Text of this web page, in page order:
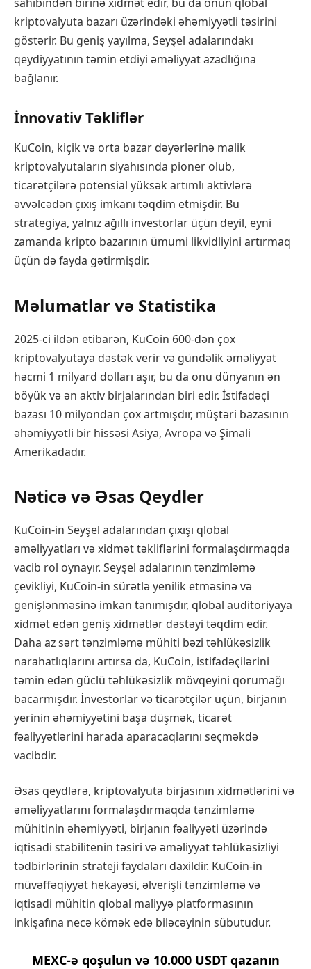
kriptovalyuta bazarı üzərindəki əhəmiyyətli təsirini
göstərir. Bu geniş yayılma, Seyşel adalarındakı
qeydiyyatının təmin etdiyi əməliyyat azadlığına
bağlanır.
İnnovativ Təkliflər
KuCoin, kiçik və orta bazar dəyərlərinə malik
kriptovalyutaların siyahısında pioner olub,
ticarətçilərə potensial yüksək artımlı aktivlərə
əvvəlcədən çıxış imkanı təqdim etmişdir. Bu
strategiya, yalnız ağıllı investorlar üçün deyil, eyni
zamanda kripto bazarının ümumi likvidliyini artırmaq
üçün də fayda gətirmişdir.
Məlumatlar və Statistika
2025-ci ildən etibarən, KuCoin 600-dən çox
kriptovalyutaya dəstək verir və gündəlik əməliyyat
həcmi 1 milyard dolları aşır, bu da onu dünyanın ən
böyük və ən aktiv birjalarından biri edir. İstifadəçi
bazası 10 milyondan çox artmışdır, müştəri bazasının
əhəmiyyətli bir hissəsi Asiya, Avropa və Şimali
Amerikadadır.
Nəticə və Əsas Qeydler
KuCoin-in Seyşel adalarından çıxışı qlobal
əməliyyatları və xidmət təkliflərini formalaşdırmaqda
vacib rol oynayır. Seyşel adalarının tənzimləmə
çevikliyi, KuCoin-in sürətlə yenilik etməsinə və
genişlənməsinə imkan tanımışdır, qlobal auditoriyaya
xidmət edən geniş xidmətlər dəstəyi təqdim edir.
Daha az sərt tənzimləmə mühiti bəzi təhlükəsizlik
narahatlıqlarını artırsa da, KuCoin, istifadəçilərini
təmin edən güclü təhlükəsizlik mövqeyini qorumağı
bacarmışdır. İnvestorlar və ticarətçilər üçün, birjanın
yerinin əhəmiyyətini başa düşmək, ticarət
fəaliyyətlərini harada aparacaqlarını seçməkdə
vacibdir.
Əsas qeydlərə, kriptovalyuta birjasının xidmətlərini və
əməliyyatlarını formalaşdırmaqda tənzimləmə
mühitinin əhəmiyyəti, birjanın fəaliyyəti üzərində
iqtisadi stabilitenin təsiri və əməliyyat təhlükəsizliyi
tədbirlərinin strateji faydaları daxildir. KuCoin-in
müvəffəqiyyət hekayəsi, əlverişli tənzimləmə və
iqtisadi mühitin qlobal maliyyə platformasının
inkişafına necə kömək edə biləcəyinin sübutudur.
MEXC-ə qoşulun və 10.000 USDT qazanın